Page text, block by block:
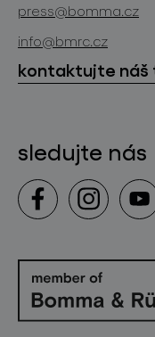
press@bomma.cz
info@bmrc.cz
kontaktujte náš
sledujte nás